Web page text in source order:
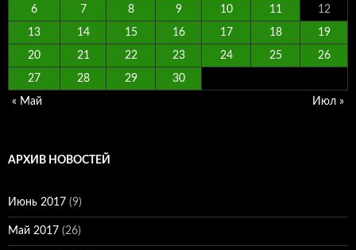
6 7 8 9 10 11 12
13 14 15 16 17 18 19
20 21 22 23 24 25 26
27 28 29 30
« Май Июл »
АРХИВ НОВОСТЕЙ
Июнь 2017 (9)
Май 2017 (26)